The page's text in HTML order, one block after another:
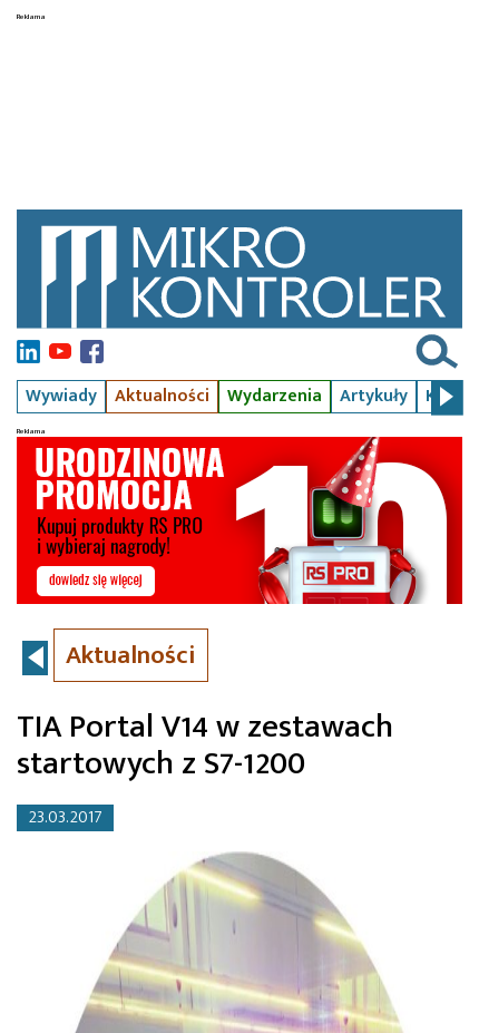
Wywiady Aktualności Wydarzenia Artykuły Kursy
Aktualności
TIA Portal V14 w zestawach
startowych z S7-1200
23.03.2017